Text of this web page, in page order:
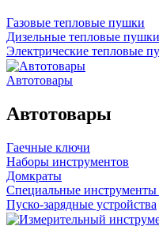
Газовые тепловые пушки
Дизельные тепловые пушки
Электрические тепловые
Автотовары
Автотовары
Гаечные ключи
Наборы инструментов
Домкраты
Специальные инструменты
Пуско-зарядные устройства